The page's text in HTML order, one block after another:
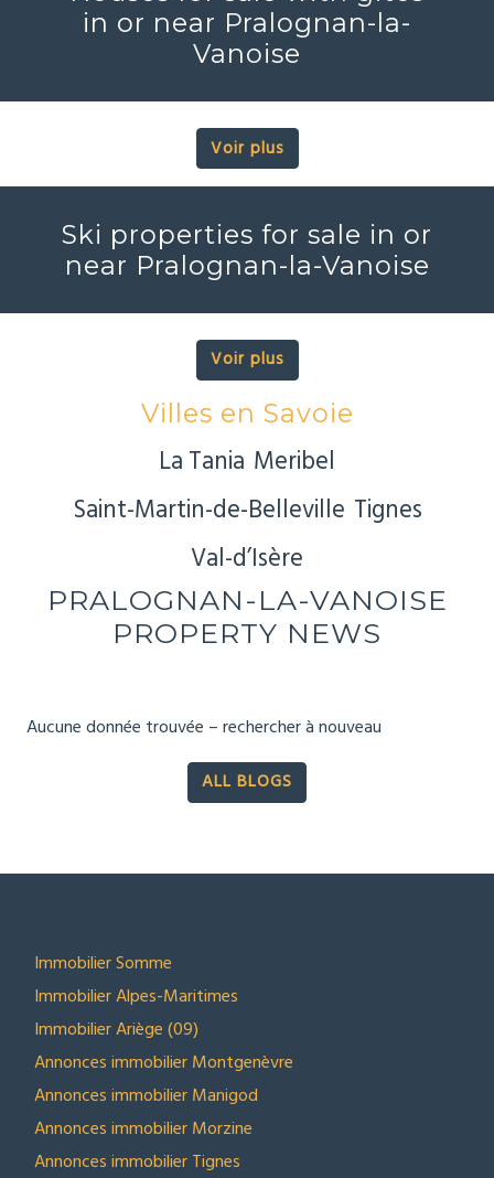
in or near Pralognan-la-
Vanoise
Voir plus
Ski properties for sale in or
near Pralognan-la-Vanoise
Voir plus
Villes en Savoie
La Tania Meribel
Saint-Martin-de-Belleville Tignes
Val-d’Isère
PRALOGNAN-LA-VANOISE
PROPERTY NEWS
Aucune donnée trouvée – rechercher à nouveau
ALL BLOGS
Immobilier Somme
Immobilier Alpes-Maritimes
Immobilier Ariège (09)
Annonces immobilier Montgenèvre
Annonces immobilier Manigod
Annonces immobilier Morzine
Annonces immobilier Tignes